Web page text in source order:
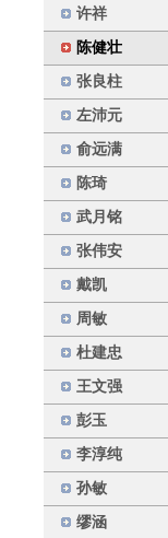
许祥
陈健壮
张良柱
左沛元
俞远满
陈琦
武月铭
张伟安
戴凯
周敏
杜建忠
王文强
彭玉
李淳纯
孙敏
缪涵